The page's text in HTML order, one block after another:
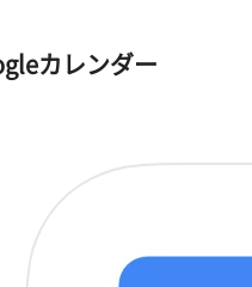
カレンダー